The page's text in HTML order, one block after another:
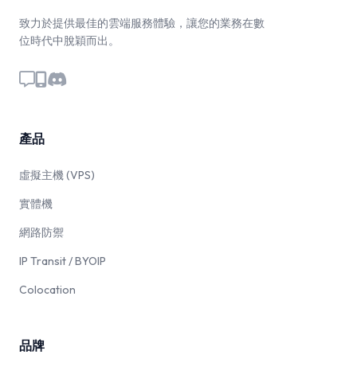
致力於提供最佳的雲端服務體驗，讓您的業務在數
位時代中脫穎而出。
產品
虛擬主機 (VPS)
實體機
網路防禦
IP Transit / BYOIP
Colocation
品牌